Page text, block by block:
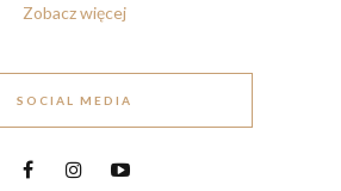
Zobacz więcej
SOCIAL MEDIA